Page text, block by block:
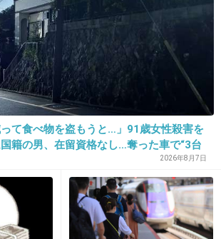
+33
の役は子供も殺すよね。
っと辛い。
+46 -4
て食べ物を盗もうと…」91歳女性殺害を
籍の男、在留資格なし…奪った車で“3台
2026年8月7日